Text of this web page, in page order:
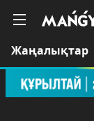
Жаңалықтар